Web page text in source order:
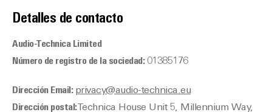
Detalles de contacto
Audio-Technica Limited
Número de registro de la sociedad: 01385176
Dirección Email: privacy@audio-technica.eu
Dirección postal:Technica House Unit 5, Millennium Way,